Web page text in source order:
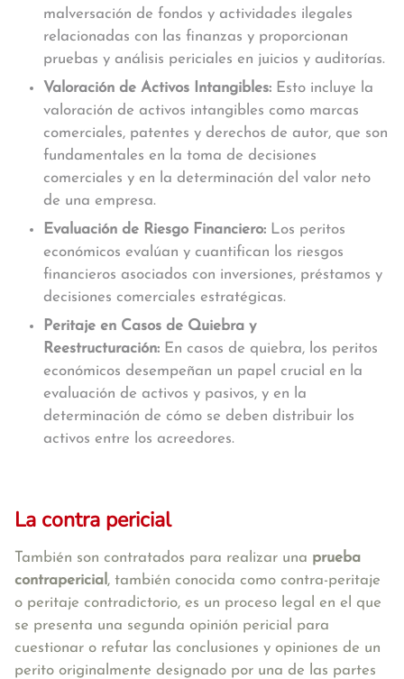
malversación de fondos y actividades ilegales
relacionadas con las finanzas y proporcionan
pruebas y análisis periciales en juicios y auditorías.
Valoración de Activos Intangibles: Esto incluye la
valoración de activos intangibles como marcas
comerciales, patentes y derechos de autor, que son
fundamentales en la toma de decisiones
comerciales y en la determinación del valor neto
de una empresa.
Evaluación de Riesgo Financiero: Los peritos
económicos evalúan y cuantifican los riesgos
financieros asociados con inversiones, préstamos y
decisiones comerciales estratégicas.
Peritaje en Casos de Quiebra y
Reestructuración: En casos de quiebra, los peritos
económicos desempeñan un papel crucial en la
evaluación de activos y pasivos, y en la
determinación de cómo se deben distribuir los
activos entre los acreedores.
La contra pericial
También son contratados para realizar una prueba
contrapericial , también conocida como contra-peritaje
o peritaje contradictorio, es un proceso legal en el que
se presenta una segunda opinión pericial para
cuestionar o refutar las conclusiones y opiniones de un
perito originalmente designado por una de las partes